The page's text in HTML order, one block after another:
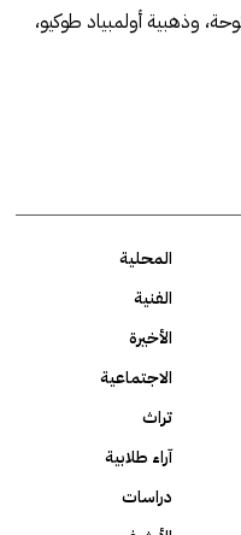
وذهبية أولمبياد طوكيو،
المحلية
الفنية
الأخيرة
الاجتماعية
تراث
آراء طلابية
دراسات